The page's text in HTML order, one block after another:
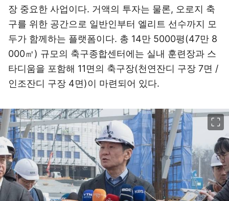
장 중요한 사업이다. 거액의 투자는 물론, 오로지 축
구를 위한 공간으로 일반인부터 엘리트 선수까지 모
두가 함께하는 플랫폼이다. 총 14만 5000평(47만 8
000㎡) 규모의 축구종합센터에는 실내 훈련장과 스
타디움을 포함해 11면의 축구장(천연잔디 구장 7면 /
인조잔디 구장 4면)이 마련되어 있다.